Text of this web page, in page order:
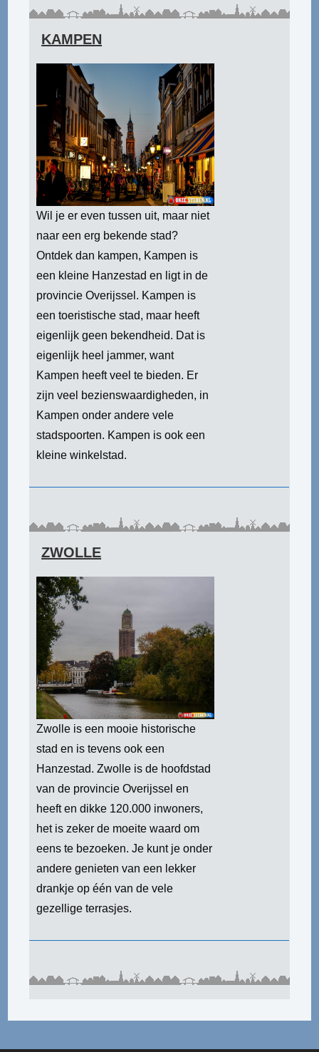
KAMPEN
Wil je er even tussen uit, maar niet
naar een erg bekende stad?
Ontdek dan kampen, Kampen is
een kleine Hanzestad en ligt in de
provincie Overijssel. Kampen is
een toeristische stad, maar heeft
eigenlijk geen bekendheid. Dat is
eigenlijk heel jammer, want
Kampen heeft veel te bieden. Er
zijn veel bezienswaardigheden, in
Kampen onder andere vele
stadspoorten. Kampen is ook een
kleine winkelstad.
ZWOLLE
Zwolle is een mooie historische
stad en is tevens ook een
Hanzestad. Zwolle is de hoofdstad
van de provincie Overijssel en
heeft en dikke 120.000 inwoners,
het is zeker de moeite waard om
eens te bezoeken. Je kunt je onder
andere genieten van een lekker
drankje op één van de vele
gezellige terrasjes.